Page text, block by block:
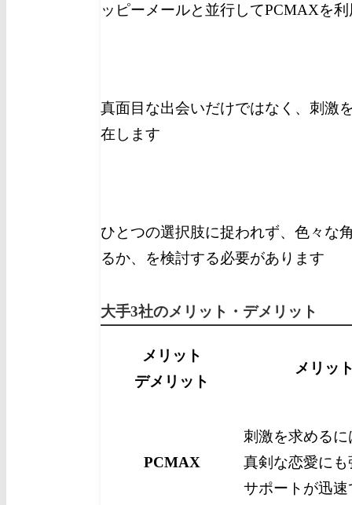
ッピーメールと並行してPCMAXを
真面目な出会いだけではなく、刺激
在します
ひとつの選択肢に捉われず、色々な
るか、を検討する必要があります
大手3社のメリット・デメリット
メリット
デメリット
メリッ
PCMAX
刺激を求めるに
真剣な恋愛にも
サポートが迅速